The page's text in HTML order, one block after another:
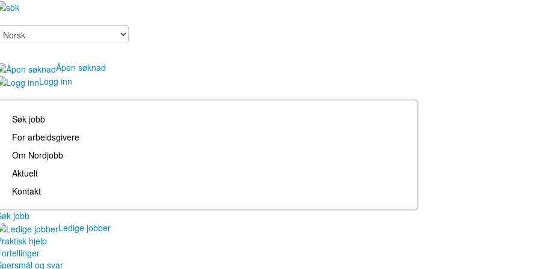
Åpen søknad
Logg inn
Søk jobb
For arbeidsgivere
Om Nordjobb
Aktuelt
Kontakt
jobb
Ledige jobber
hjelp
og svar